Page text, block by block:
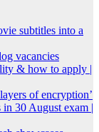
subtitles into a
vacancies
& how to apply |
of encryption’
30 August exam |